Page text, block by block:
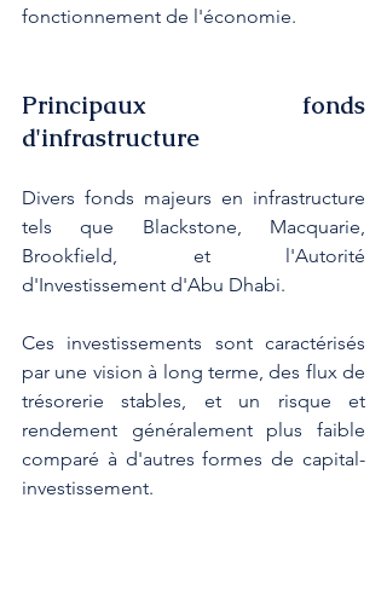
fonctionnement de l'économie.
Principaux fonds
d'infrastructure
Divers fonds majeurs en infrastructure
tels que Blackstone, Macquarie,
Brookfield, et l'Autorité
d'Investissement d'Abu Dhabi.
Ces investissements sont caractérisés
par une vision à long terme, des flux de
trésorerie stables, et un risque et
rendement généralement plus faible
comparé à d'autres formes de capital-
investissement.